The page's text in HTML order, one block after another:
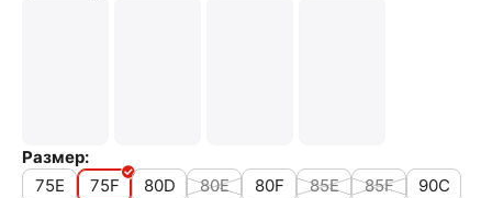
Размер:
75E
75F 80D 80E 80F 85E 85F
90C